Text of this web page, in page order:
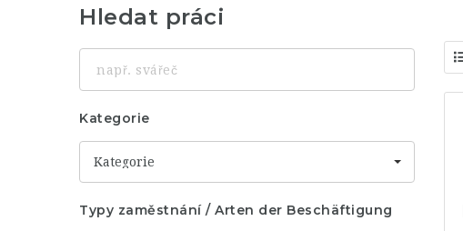
Hledat práci
svářeč
Kategorie
Kategorie
Typy zaměstnání / Arten der Beschäftigung